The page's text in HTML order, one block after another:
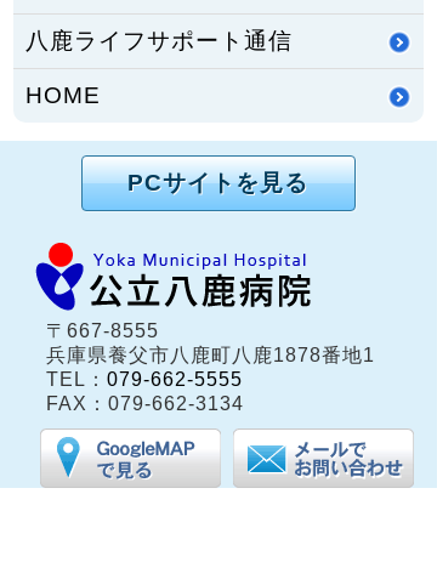
八鹿ライフサポート通信
HOME
PCサイトを見る
〒667-8555
兵庫県養父市八鹿町八鹿1878番地1
TEL： 079-662-5555
FAX：079-662-3134